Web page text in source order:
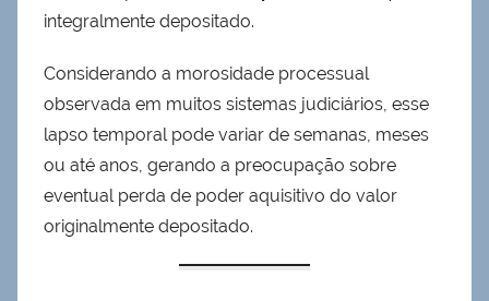
integralmente depositado.
Considerando a morosidade processual
observada em muitos sistemas judiciários, esse
lapso temporal pode variar de semanas, meses
ou até anos, gerando a preocupação sobre
eventual perda de poder aquisitivo do valor
originalmente depositado.